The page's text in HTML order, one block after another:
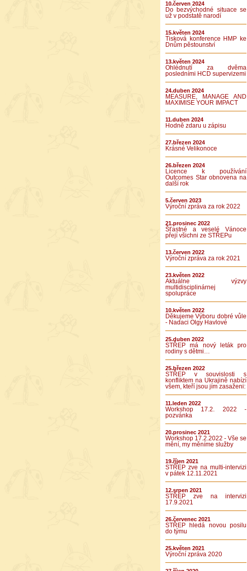
10.červen 2024
Do bezvýchodné situace se
už v podstatě narodí
15.květen 2024
Tisková konference HMP ke
Dnům pěstounství
13.květen 2024
Ohlédnutí za dvěma
posledními HCD supervizemi
24.duben 2024
MEASURE, MANAGE AND
MAXIMISE YOUR IMPACT
11.duben 2024
Hodně zdaru u zápisu
27.březen 2024
Krásné Velikonoce
26.březen 2024
Licence k používání
Outcomes Star obnovena na
další rok
5.červen 2023
Výroční zpráva za rok 2022
21.prosinec 2022
Šťastné a veselé Vánoce
přejí všichni ze STŘEPu
13.červen 2022
Výroční zpráva za rok 2021
23.květen 2022
Aktuálne výzvy
multidisciplinárnej
spolupráce
10.květen 2022
Děkujeme Výboru dobré vůle
- Nadaci Olgy Havlové
25.duben 2022
STŘEP má nový leták pro
rodiny s dětmi…
25.březen 2022
STŘEP v souvislosti s
konfliktem na Ukrajině nabízí
všem, kteří jsou jím zasaženi:
11.leden 2022
Workshop 17.2. 2022 -
pozvánka
20.prosinec 2021
Workshop 17.2.2022 - Vše se
mění, my měníme služby
19.říjen 2021
STŘEP zve na multi-intervizi
v pátek 12.11.2021
12.srpen 2021
STŘEP zve na intervizi
17.9.2021
26.červenec 2021
STŘEP hledá novou posilu
do týmu
25.květen 2021
Výroční zpráva 2020